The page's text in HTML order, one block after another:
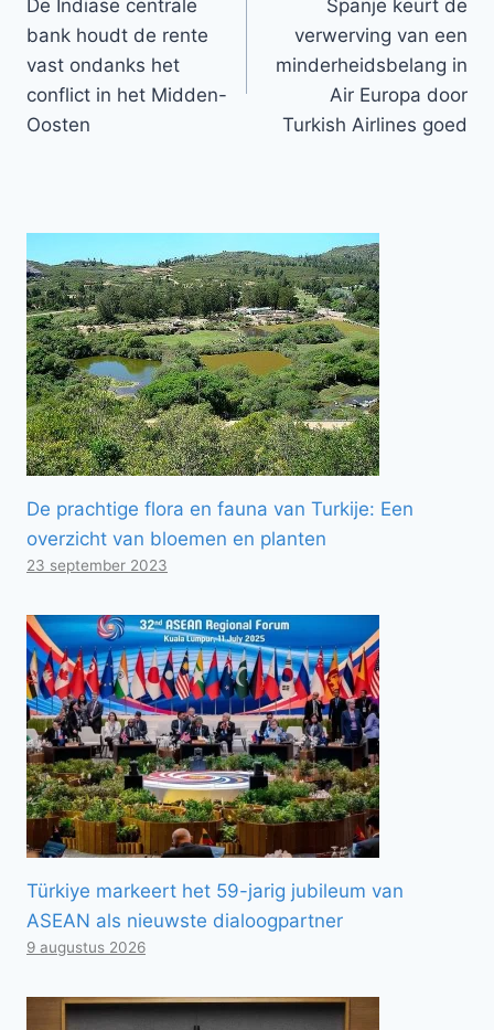
navigatie
De Indiase centrale
bank houdt de rente
vast ondanks het
conflict in het Midden-
Oosten
Spanje keurt de
verwerving van een
minderheidsbelang in
Air Europa door
Turkish Airlines goed
De prachtige flora en fauna van Turkije: Een
overzicht van bloemen en planten
23 september 2023
Türkiye markeert het 59-jarig jubileum van
ASEAN als nieuwste dialoogpartner
9 augustus 2026